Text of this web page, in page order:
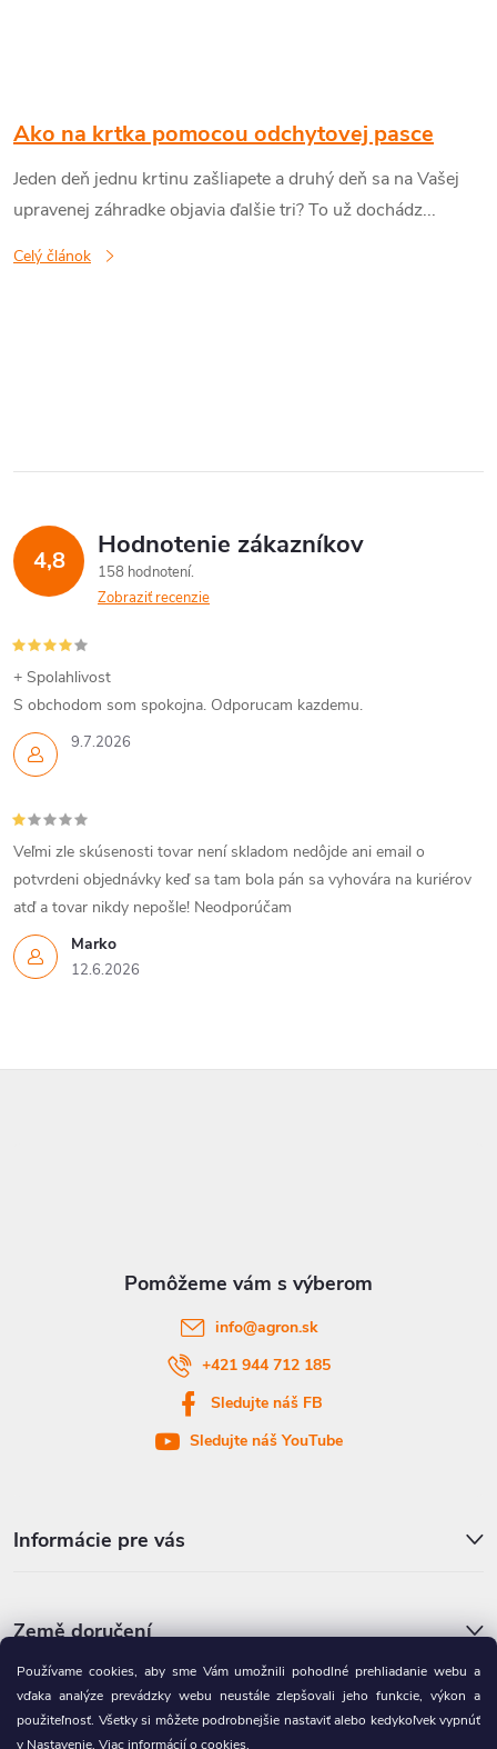
Používame cookies, aby sme Vám umožnili pohodlné prehliadanie webu a
vďaka analýze prevádzky webu neustále zlepšovali jeho funkcie, výkon a
použiteľnosť. Všetky si môžete podrobnejšie nastaviť alebo kedykoľvek vypnúť
v Nastavenie. Viac informácií o cookies.
Ako na krtka pomocou odchytovej pasce
Jeden deň jednu krtinu zašliapete a druhý deň sa na Vašej
upravenej záhradke objavia ďalšie tri? To už dochádz...
Celý článok
l
d
a
c
i
e
p
r
v
k
y
4,8 Hodnotenie zákazníkov
158 hodnotení
Zobraziť recenzie
9.7.2026
+ Spolahlivost
S obchodom som spokojna. Odporucam kazdemu.
Marko
12.6.2026
Veľmi zle skúsenosti tovar není skladom nedôjde ani email o
potvrdeni objednávky keď sa tam bola pán sa vyhovára na kuriérov
atď a tovar nikdy nepošle! Neodporúčam
Informácie pre vás
Země doručení
Partnerská výdajná miesta
info@agron.sk
+421 944 712 185
Sledujte náš FB
Sledujte náš YouTube